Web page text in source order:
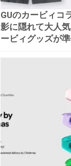
GUのカービィコ
影に隠れて大人
ービィグッズが